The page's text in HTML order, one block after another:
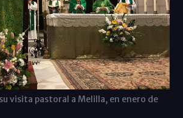
visita pastoral a Melilla, en enero de